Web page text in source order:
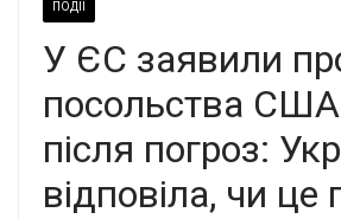
ПОДІЇ
У ЄС заявили
посольства
після погроз:
відповіла, чи це